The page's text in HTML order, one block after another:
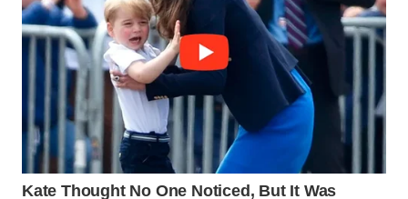
CIANJUR
WN
KEPULAUAN
SERIBU
WN
TANGERANG